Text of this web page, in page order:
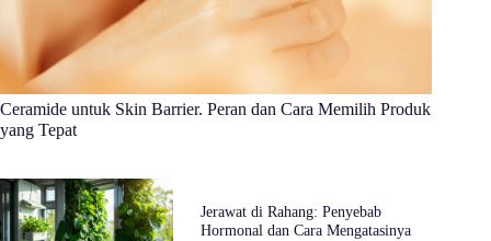
Ceramide untuk Skin Barrier. Peran dan Cara Memilih Produk
yang Tepat
Jerawat di Rahang: Penyebab
Hormonal dan Cara Mengatasinya